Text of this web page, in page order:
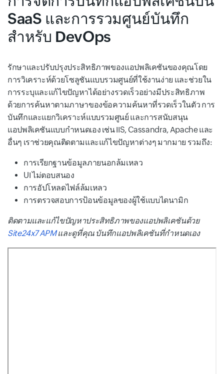
SaaS และการรวมศูนย์บันทึก
สำหรับ DevOps
รักษาและปรับปรุงประสิทธิภาพของแอปพลิเคชันของคุณโดย
การวิเคราะห์ด้วยโซลูชันแบบรวมศูนย์ที่ใช้งานง่าย และช่วยใน
การระบุและแก้ไขปัญหาได้อย่างรวดเร็วอย่างมีประสิทธิภาพ
ด้วยการค้นหาตามภาษาของข้อความค้นหาที่รวดเร็วในตัว การ
บันทึกและแยกวิเคราะห์แบบรวมศูนย์ และการสนับสนุน
แอปพลิเคชันแบบกำหนดเอง เช่น IIS, Cassandra, Apache และ
อื่นๆ เราช่วยคุณติดตามและแก้ไขปัญหาต่างๆ มากมาย รวมถึง:
การเรียกฐานข้อมูลภายนอกล้มเหลว
UI ไม่ตอบสนอง
การอัปโหลดไฟล์ล้มเหลว
การตรวจสอบการป้อนข้อมูลของผู้ใช้แบบไดนามิก
ติดตามและแก้ไขปัญหาประสิทธิภาพของแอปพลิเคชันด้วย
Site24x7 APMและดูที่คุณ บันทึกแอปพลิเคชันที่กำหนดเอง